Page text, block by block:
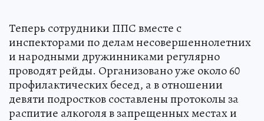
Теперь сотрудники ППС вместе с
инспекторами по делам несовершеннолетних
и народными дружинниками регулярно
проводят рейды. Организовано уже около 60
профилактических бесед, а в отношении
девяти подростков составлены протоколы за
распитие алкоголя в запрещенных местах и